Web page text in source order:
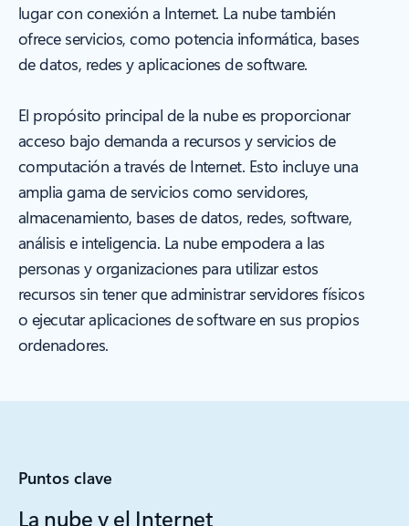
lugar con conexión a Internet. La nube también
ofrece servicios, como potencia informática, bases
de datos, redes y aplicaciones de software.
El propósito principal de la nube es proporcionar
acceso bajo demanda a recursos y servicios de
computación a través de Internet. Esto incluye una
amplia gama de servicios como servidores,
almacenamiento, bases de datos, redes, software,
análisis e inteligencia. La nube empodera a las
personas y organizaciones para utilizar estos
recursos sin tener que administrar servidores físicos
o ejecutar aplicaciones de software en sus propios
ordenadores.
Puntos clave
La nube y el Internet